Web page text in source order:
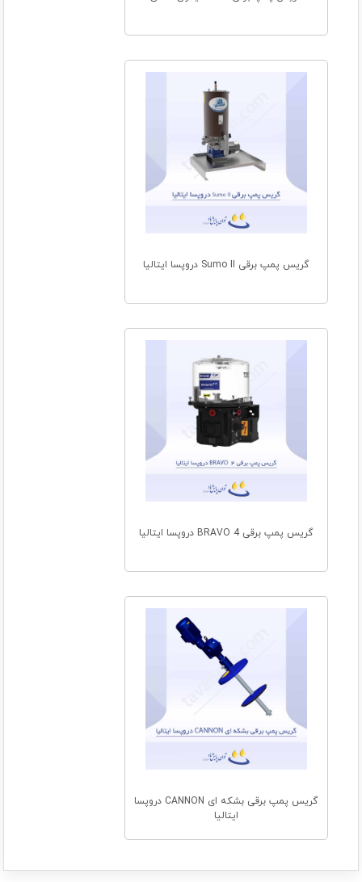
گریس پمپ برقی Sumo II دروپسا ایتالیا
گریس پمپ برقی BRAVO 4 دروپسا ایتالیا
گریس پمپ برقی بشکه ای CANNON دروپسا
ایتالیا